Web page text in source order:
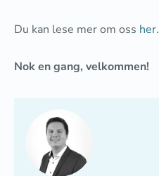
Du kan lese mer om oss her.
Nok en gang, velkommen!